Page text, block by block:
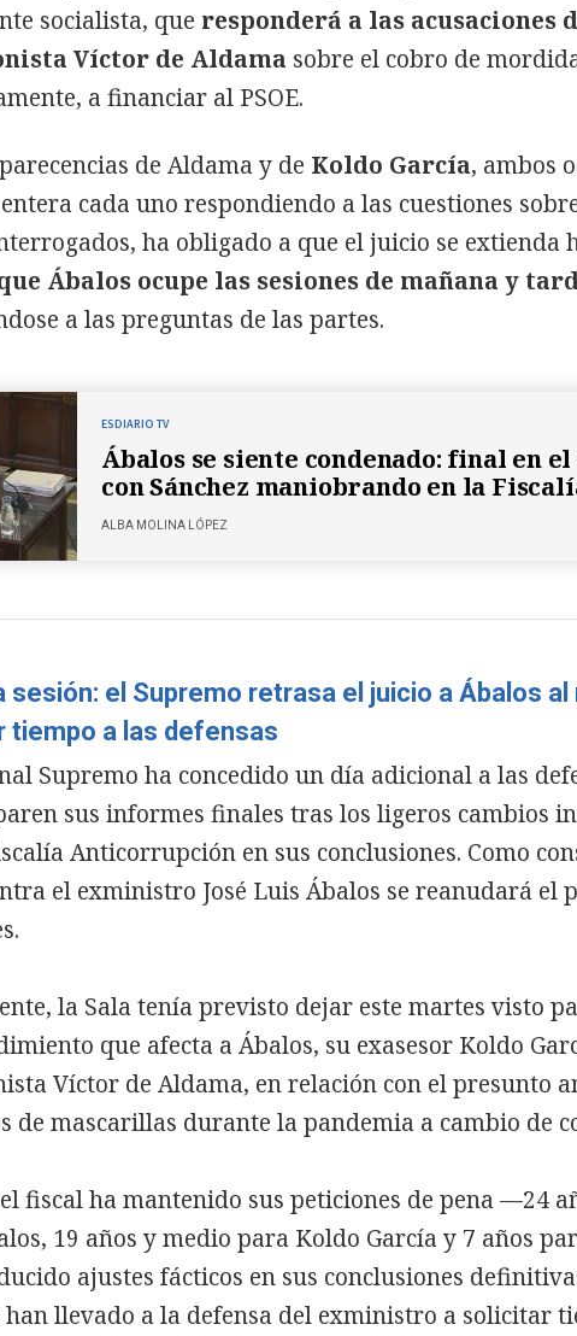
socialista, que responderá a las acusaciones
Víctor de Aldama sobre el cobro de
a financiar al PSOE.
de Aldama y de Koldo García, ambos
cada uno respondiendo a las cuestiones
ha obligado a que el juicio se extienda
Ábalos ocupe las sesiones de mañana y
a las preguntas de las partes.
ESDIARIO TV
Ábalos se siente condenado: final en
con Sánchez maniobrando en la
ALBA MOLINA LÓPEZ
sesión: el Supremo retrasa el juicio a Ábalos
tiempo a las defensas
Supremo ha concedido un día adicional a las
sus informes finales tras los ligeros cambios
Anticorrupción en sus conclusiones. Como
el exministro José Luis Ábalos se reanudará el
la Sala tenía previsto dejar este martes visto
que afecta a Ábalos, su exasesor Koldo
Víctor de Aldama, en relación con el presunto
de mascarillas durante la pandemia a cambio de
fiscal ha mantenido sus peticiones de pena —24
19 años y medio para Koldo García y 7 años
ajustes fácticos en sus conclusiones
han llevado a la defensa del exministro a solicitar